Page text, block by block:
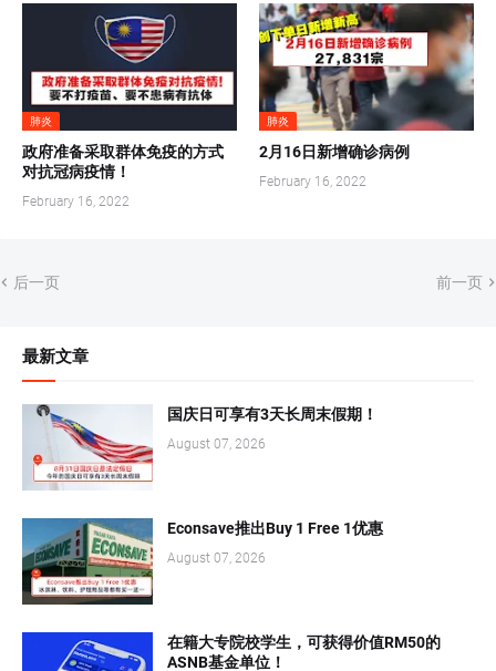
肺炎
政府准备采取群体免疫的方式
对抗冠病疫情！
February 16, 2022
肺炎
2月16日新增确诊病例
February 16, 2022
后一页 前一页
最新文章
国庆日可享有3天长周末假期！
August 07, 2026
Econsave推出Buy 1 Free 1优惠
August 07, 2026
在籍大专院校学生，可获得价值RM50的
ASNB基金单位！